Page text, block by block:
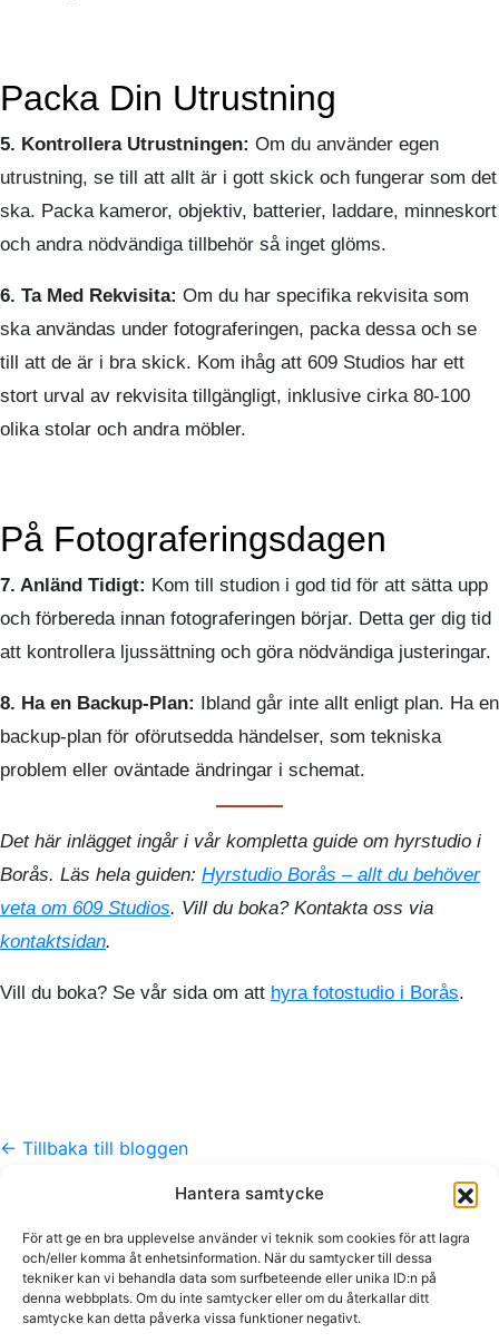
Hantera samtycke
För att ge en bra upplevelse använder vi teknik som cookies för att lagra
och/eller komma åt enhetsinformation. När du samtycker till dessa
tekniker kan vi behandla data som surfbeteende eller unika ID:n på
denna webbplats. Om du inte samtycker eller om du återkallar ditt
samtycke kan detta påverka vissa funktioner negativt.
Packa Din Utrustning
5. Kontrollera Utrustningen: Om du använder egen
utrustning, se till att allt är i gott skick och fungerar som det
ska. Packa kameror, objektiv, batterier, laddare, minneskort
och andra nödvändiga tillbehör så inget glöms.
6. Ta Med Rekvisita: Om du har specifika rekvisita som
ska användas under fotograferingen, packa dessa och se
till att de är i bra skick. Kom ihåg att 609 Studios har ett
stort urval av rekvisita tillgängligt, inklusive cirka 80-100
olika stolar och andra möbler.
På Fotograferingsdagen
7. Anländ Tidigt: Kom till studion i god tid för att sätta upp
och förbereda innan fotograferingen börjar. Detta ger dig tid
att kontrollera ljussättning och göra nödvändiga justeringar.
8. Ha en Backup-Plan: Ibland går inte allt enligt plan. Ha en
backup-plan för oförutsedda händelser, som tekniska
problem eller oväntade ändringar i schemat.
Det här inlägget ingår i vår kompletta guide om hyrstudio i
Borås. Läs hela guiden: Hyrstudio Borås – allt du behöver
veta om 609 Studios. Vill du boka? Kontakta oss via
kontaktsidan.
Vill du boka? Se vår sida om att hyra fotostudio i Borås.
← Tillbaka till bloggen
Foto · Video · Studio · Borås
Kontakt
info@609.se
073-510 18 81